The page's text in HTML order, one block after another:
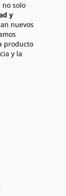
no solo
y
nuevos
producto
y la